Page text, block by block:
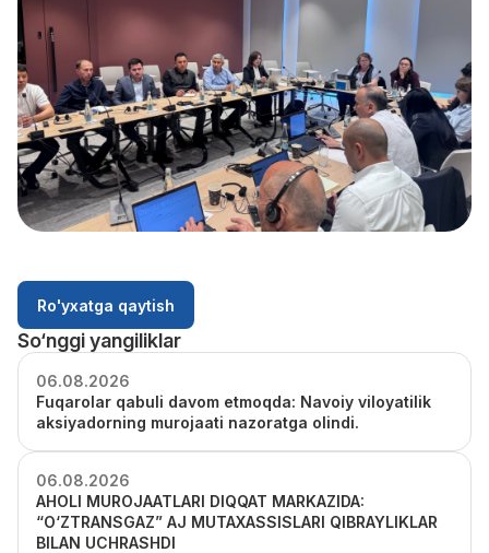
Ro'yxatga qaytish
So‘nggi yangiliklar
06.08.2026
Fuqarolar qabuli davom etmoqda: Navoiy viloyatilik
aksiyadorning murojaati nazoratga olindi.
06.08.2026
AHOLI MUROJAATLARI DIQQAT MARKAZIDA:
“O‘ZTRANSGAZ” AJ MUTAXASSISLARI QIBRAYLIKLAR
BILAN UCHRASHDI